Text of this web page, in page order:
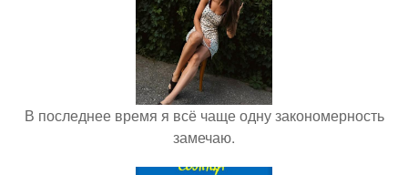
В последнее время я всё чаще одну закономерность
замечаю.